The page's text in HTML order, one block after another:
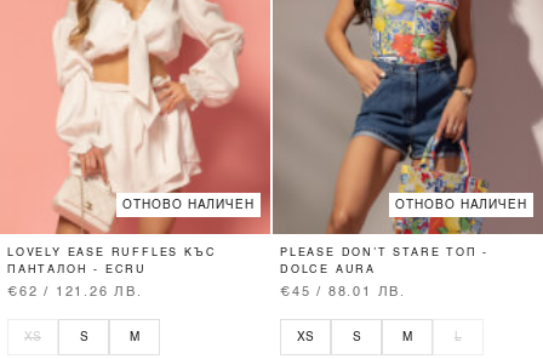
ОТНОВО НАЛИЧЕН
LOVELY EASE RUFFLES КЪС
ПАНТАЛОН - ECRU
€62 / 121.26 ЛВ.
XS S M
ОТНОВО НАЛИЧЕН
PLEASE DON’T STARE ТОП -
DOLCE AURA
€45 / 88.01 ЛВ.
XS S M L